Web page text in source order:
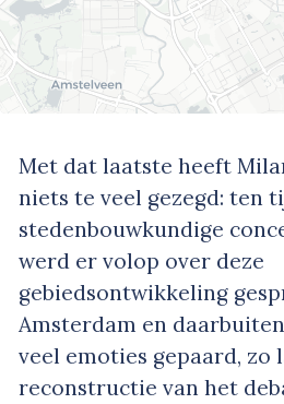
Met dat laatste heeft
niets te veel gezegd: ten
stedenbouwkundige
werd er volop over deze
gebiedsontwikkeling
Amsterdam en
veel emoties gepaard, zo
reconstructie van het